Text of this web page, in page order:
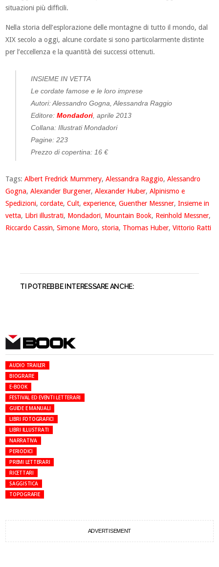
situazioni più difficili.
Nella storia dell’esplorazione delle montagne di tutto il mondo, dal
XIX secolo a oggi, alcune cordate si sono particolarmente distinte
per l’eccellenza e la quantità dei successi ottenuti.
INSIEME IN VETTA
Le cordate famose e le loro imprese
Autori: Alessandro Gogna, Alessandra Raggio
Editore:Mondadori , aprile 2013
Collana: Illustrati Mondadori
Pagine: 223
Prezzo di copertina: 16 €
Tags:Albert Fredrick Mummery,Alessandra Raggio,Alessandro
Gogna,Alexander Burgener,Alexander Huber,Alpinismo e
Spedizioni,cordate,Cult,experience,Guenther Messner,Insieme in
vetta, Libri illustrati, Mondadori, Mountain Book, Reinhold Messner,
Riccardo Cassin,Simone Moro,storia, Thomas Huber,Vittorio Ratti
TI POTREBBE INTERESSARE ANCHE:
BOOK
AUDIO TRAILER
BIOGRAFIE
E-BOOK
FESTIVAL ED EVENTI LETTERARI
GUIDE E MANUALI
LIBRI FOTOGRAFICI
LIBRI ILLUSTRATI
NARRATIVA
PERIODICI
PREMI LETTERARI
RICETTARI
SAGGISTICA
TOPOGRAFIE
ADVERTISEMENT